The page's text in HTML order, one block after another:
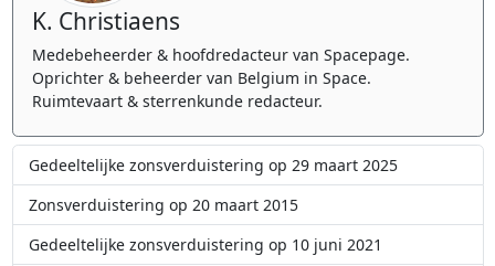
K. Christiaens
Medebeheerder & hoofdredacteur van Spacepage.
Oprichter & beheerder van Belgium in Space.
Ruimtevaart & sterrenkunde redacteur.
Gedeeltelijke zonsverduistering op 29 maart 2025
Zonsverduistering op 20 maart 2015
Gedeeltelijke zonsverduistering op 10 juni 2021